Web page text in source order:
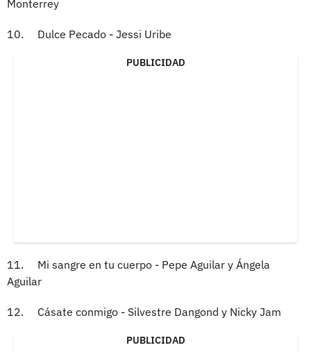
Monterrey
10. Dulce Pecado - Jessi Uribe
PUBLICIDAD
11. Mi sangre en tu cuerpo - Pepe Aguilar y Ángela
Aguilar
12. Cásate conmigo - Silvestre Dangond y Nicky Jam
PUBLICIDAD